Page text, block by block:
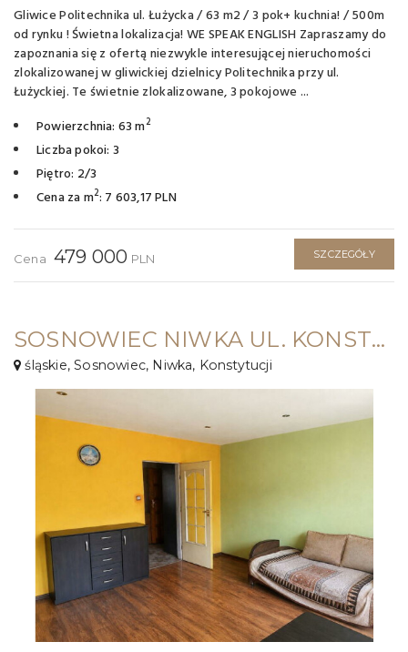
Gliwice Politechnika ul. Łużycka / 63 m2 / 3 pok+ kuchnia! / 500m
od rynku ! Świetna lokalizacja! WE SPEAK ENGLISH Zapraszamy do
zapoznania się z ofertą niezwykle interesującej nieruchomości
zlokalizowanej w gliwickiej dzielnicy Politechnika przy ul.
Łużyckiej. Te świetnie zlokalizowane, 3 pokojowe ...
Powierzchnia: 63 m2
Liczba pokoi: 3
Piętro: 2/3
Cena za m2: 7 603,17 PLN
Cena 479 000 PLN SZCZEGÓŁY
SOSNOWIEC NIWKA UL. KONSTYTUCJI⭐49M2//2 POK. +BALKON //PARKING SZLABAN
śląskie, Sosnowiec, Niwka, Konstytucji